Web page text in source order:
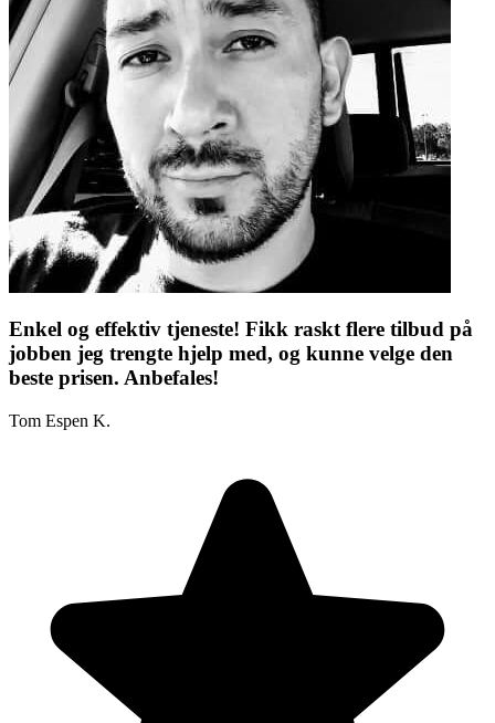
Enkel og effektiv tjeneste! Fikk raskt flere tilbud på
jobben jeg trengte hjelp med, og kunne velge den
beste prisen. Anbefales!
Tom Espen K.